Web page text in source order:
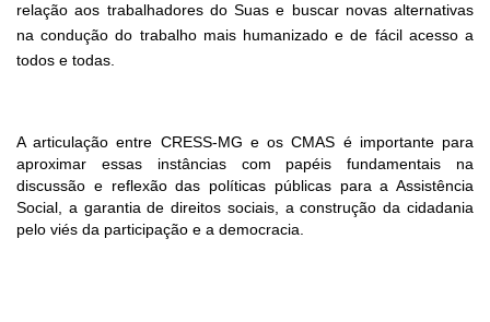
relação aos trabalhadores do Suas e buscar novas alternativas
na condução do trabalho mais humanizado e de fácil acesso a
todos e todas.
A articulação entre CRESS-MG e os CMAS é importante para
aproximar essas instâncias com papéis fundamentais na
discussão e reflexão das políticas públicas para a Assistência
Social, a garantia de direitos sociais, a construção da cidadania
pelo viés da participação e a democracia.